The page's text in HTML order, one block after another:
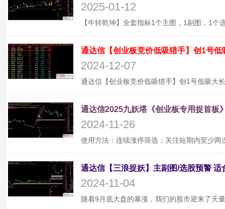
2025-01-12
通达信【创业板竞价低吸猎手】创1号
2024-12-07
通达信2025九妖塔《创业板专用捉首板
2024-11-26
2024-11-04